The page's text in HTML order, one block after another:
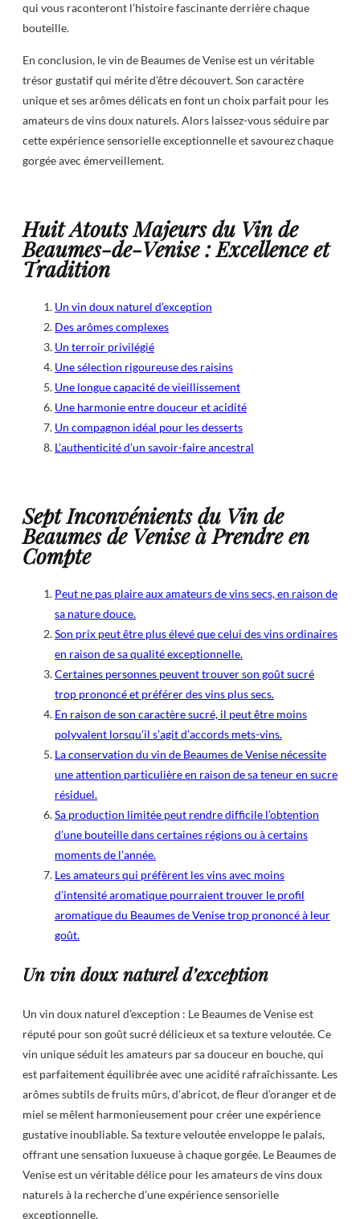
qui vous raconteront l’histoire fascinante derrière chaque
bouteille.
En conclusion, le vin de Beaumes de Venise est un véritable
trésor gustatif qui mérite d’être découvert. Son caractère
unique et ses arômes délicats en font un choix parfait pour les
amateurs de vins doux naturels. Alors laissez-vous séduire par
cette expérience sensorielle exceptionnelle et savourez chaque
gorgée avec émerveillement.
Huit Atouts Majeurs du Vin de
Beaumes-de-Venise : Excellence et
Tradition
Un vin doux naturel d’exception
Des arômes complexes
Un terroir privilégié
Une sélection rigoureuse des raisins
Une longue capacité de vieillissement
Une harmonie entre douceur et acidité
Un compagnon idéal pour les desserts
L’authenticité d’un savoir-faire ancestral
Sept Inconvénients du Vin de
Beaumes de Venise à Prendre en
Compte
Peut ne pas plaire aux amateurs de vins secs, en raison de
sa nature douce.
Son prix peut être plus élevé que celui des vins ordinaires
en raison de sa qualité exceptionnelle.
Certaines personnes peuvent trouver son goût sucré
trop prononcé et préférer des vins plus secs.
En raison de son caractère sucré, il peut être moins
polyvalent lorsqu’il s’agit d’accords mets-vins.
La conservation du vin de Beaumes de Venise nécessite
une attention particulière en raison de sa teneur en sucre
résiduel.
Sa production limitée peut rendre difficile l’obtention
d’une bouteille dans certaines régions ou à certains
moments de l’année.
Les amateurs qui préfèrent les vins avec moins
d’intensité aromatique pourraient trouver le profil
aromatique du Beaumes de Venise trop prononcé à leur
goût.
Un vin doux naturel d’exception
Un vin doux naturel d’exception : Le Beaumes de Venise est
réputé pour son goût sucré délicieux et sa texture veloutée. Ce
vin unique séduit les amateurs par sa douceur en bouche, qui
est parfaitement équilibrée avec une acidité rafraîchissante. Les
arômes subtils de fruits mûrs, d’abricot, de fleur d’oranger et de
miel se mêlent harmonieusement pour créer une expérience
gustative inoubliable. Sa texture veloutée enveloppe le palais,
offrant une sensation luxueuse à chaque gorgée. Le Beaumes de
Venise est un véritable délice pour les amateurs de vins doux
naturels à la recherche d’une expérience sensorielle
exceptionnelle.